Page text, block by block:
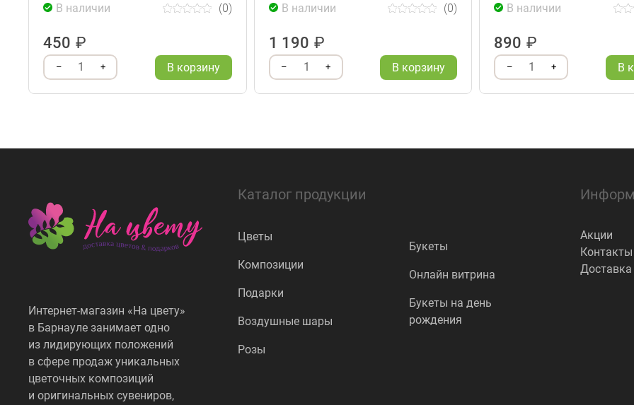
В наличии (0)
450 ₽
– 1 + В корзину
В наличии (0)
1 190 ₽
– 1 + В корзину
В наличии
890 ₽
– 1 + В
Интернет-магазин «На цвету»
в Барнауле занимает одно
из лидирующих положений
в сфере продаж уникальных
цветочных композиций
и оригинальных сувениров,
Каталог продукции
Цветы
Композиции
Подарки
Воздушные шары
Розы
Букеты
Онлайн витрина
Букеты на день
рождения
Акции
Контакты
Доставка